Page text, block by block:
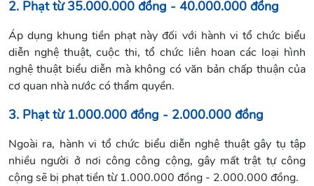
2. Phạt từ 35.000.000 đồng - 40.000.000 đồng
Áp dụng khung tiền phạt này đối với hành vi tổ chức biểu
diễn nghệ thuật, cuộc thi, tổ chức liên hoan các loại hình
nghệ thuật biểu diễn mà không có văn bản chấp thuận của
cơ quan nhà nước có thẩm quyền.
3. Phạt từ 1.000.000 đồng - 2.000.000 đồng
Ngoài ra, hành vi tổ chức biểu diễn nghệ thuật gây tụ tập
nhiều người ở nơi công công cộng, gây mất trật tự công
cộng sẽ bị phạt tiền từ 1.000.000 đồng - 2.000.000 đồng.